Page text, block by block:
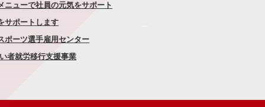
ニューで社員の元気をサポート
サポートします
ポーツ選手雇用センター
者就労移行支援事業